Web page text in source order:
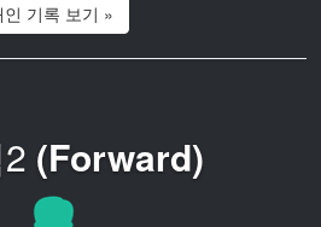
인 기록 보기 »
(Forward)